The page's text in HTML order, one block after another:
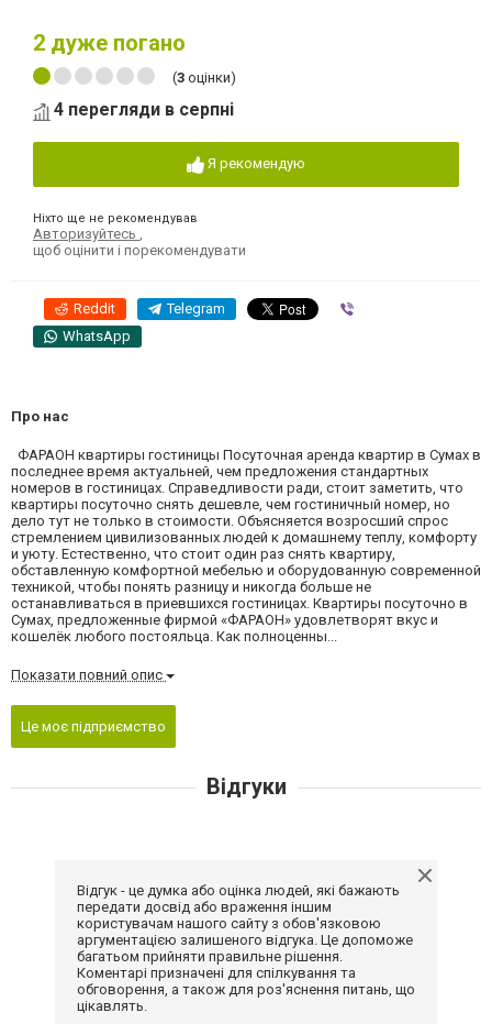
2 дуже погано
(3 оцінки)
4 перегляди в серпні
Я рекомендую
Ніхто ще не рекомендував
Авторизуйтесь
щоб оцінити і порекомендувати
Reddit Telegram
WhatsApp
Про нас
ФАРАОН квартиры гостиницы Посуточная аренда квартир в Сумах в
последнее время актуальней, чем предложения стандартных
номеров в гостиницах. Справедливости ради, стоит заметить, что
квартиры посуточно снять дешевле, чем гостиничный номер, но
дело тут не только в стоимости. Объясняется возросший спрос
стремлением цивилизованных людей к домашнему теплу, комфорту
и уюту. Естественно, что стоит один раз снять квартиру,
обставленную комфортной мебелью и оборудованную современной
техникой, чтобы понять разницу и никогда больше не
останавливаться в приевшихся гостиницах. Квартиры посуточно в
Сумах, предложенные фирмой «ФАРАОН» удовлетворят вкус и
кошелёк любого постояльца. Как полноценны...
Показати повний опис
Це моє підприємство
Відгуки
Відгук - це думка або оцінка людей, які бажають
передати досвід або враження іншим
користувачам нашого сайту з обов'язковою
аргументацією залишеного відгука. Це допоможе
багатьом прийняти правильне рішення.
Коментарі призначені для спілкування та
обговорення, а також для роз'яснення питань, що
цікавлять.